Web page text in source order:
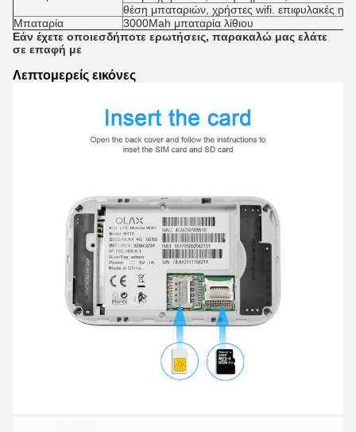
θέση μπαταριών, χρήστες wifi. επιφυλακές
Μπαταρία
3000Mah μπαταρία λίθιου
Εάν έχετε οποιεσδήποτε ερωτήσεις, παρακαλώ μας ελάτε
σε επαφή με
Λεπτομερείς εικόνες